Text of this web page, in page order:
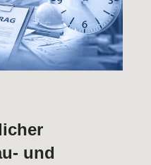
und